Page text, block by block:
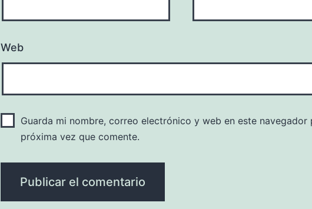
Web
Guarda mi nombre, correo electrónico y web en este navegador
próxima vez que comente.